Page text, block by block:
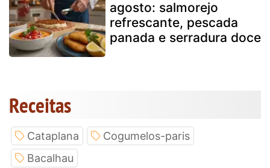
agosto: salmorejo
refrescante, pescada
panada e serradura doce
Receitas
Cataplana
Cogumelos-paris
Bacalhau